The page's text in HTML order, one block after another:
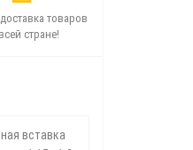
товаров
стране!
вставка